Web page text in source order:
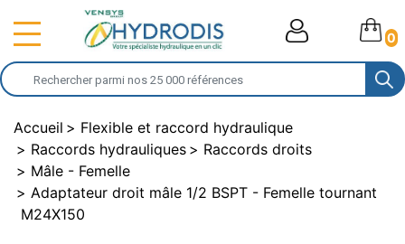
0
Accueil
Flexible et raccord hydraulique
Raccords hydrauliques
Raccords droits
Mâle - Femelle
Adaptateur droit mâle 1/2 BSPT - Femelle tournant
M24X150